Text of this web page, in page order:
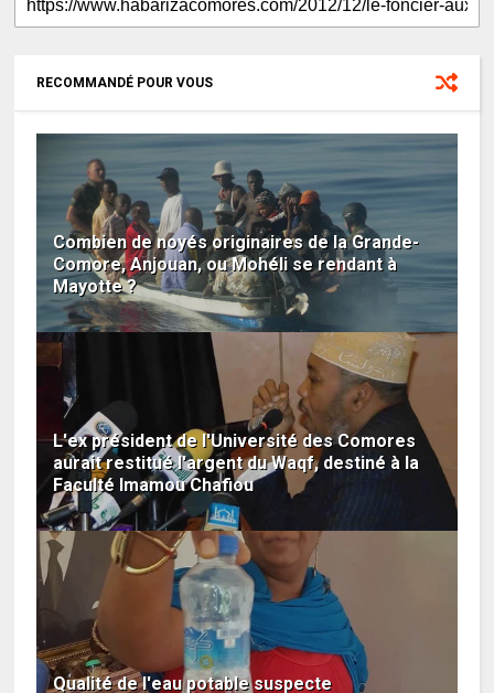
RECOMMANDÉ POUR VOUS
Combien de noyés originaires de la Grande-
Comore, Anjouan, ou Mohéli se rendant à
Mayotte ?
L'ex président de l'Université des Comores
aurait restitué l'argent du Waqf, destiné à la
Faculté Imamou Chafiou
Qualité de l'eau potable suspecte